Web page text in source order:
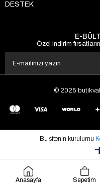
DESTEK
E-
Özel indirim
© 2025
Bu sitenin kurulumu
Anasayfa Sepetim